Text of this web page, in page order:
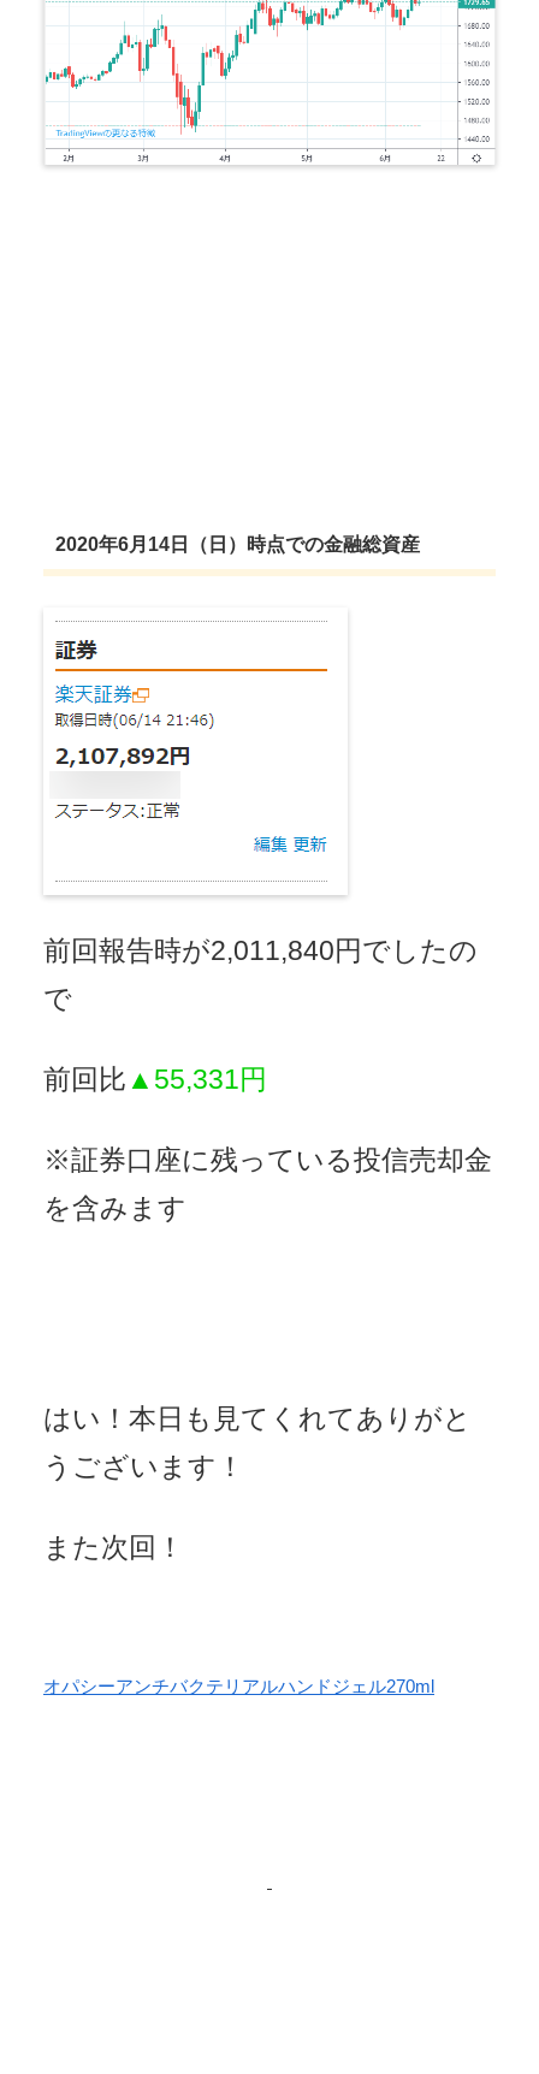
2020年6月14日（日）時点での金融総資産
前回報告時が2,011,840円でしたの
で
前回比 ▲55,331円
※証券口座に残っている投信売却金
を含みます
はい！本日も見てくれてありがと
うございます！
また次回！
オパシーアンチバクテリアルハンドジェル270ml